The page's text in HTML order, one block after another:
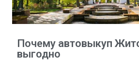
Почему автовыкуп
выгодно